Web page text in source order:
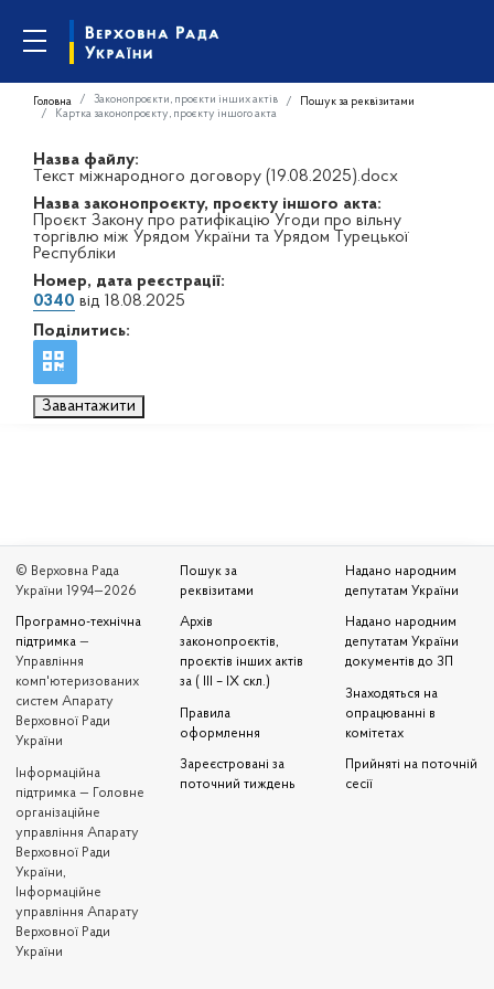
Головна Законопроєкти, проєкти інших актів
Пошук за реквізитами
Картка законопроєкту, проєкту іншого акта
Назва файлу:
Текст міжнародного договору (19.08.2025).docx
Назва законопроєкту, проєкту іншого акта:
Проєкт Закону про ратифікацію Угоди про вільну
торгівлю між Урядом України та Урядом Турецької
Республіки
Номер, дата реєстрації:
0340 від 18.08.2025
Поділитись:
Завантажити
© Верховна Рада
України 1994—2026
Програмно-технічна
підтримка —
Управління
комп'ютеризованих
систем Апарату
Верховної Ради
України
Iнформаційна
підтримка — Головне
організаційне
управління Апарату
Верховної Ради
України,
Інформаційне
управління Апарату
Верховної Ради
України
Пошук за
реквізитами
Архів
законопроєктів,
проєктів інших актів
за ( III – IX скл.)
Правила
оформлення
Зареєстровані за
поточний тиждень
Надано народним
депутатам України
Надано народним
депутатам України
документів до ЗП
Знаходяться на
опрацюванні в
комітетах
Прийняті на поточній
сесії